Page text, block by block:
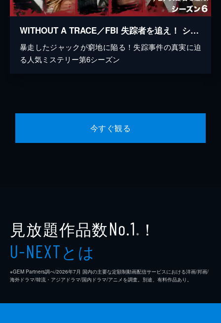
WITHOUT A TRACE／FBI 失踪者を追え！ シーズン6
暴走したジャックが窮地に陥る！失踪事件の真実に迫
る人気ミステリー第6シーズン
今すぐ観る
見放題作品数No.1 ※ ！
U-NEXTとは
※GEM Partners調べ/2026年7⽉ 国内の主要な定額制動画配信サービスにおける洋画/邦画/
海外ドラマ/韓流・アジアドラマ/国内ドラマ/アニメを調査。別途、有料作品あり。